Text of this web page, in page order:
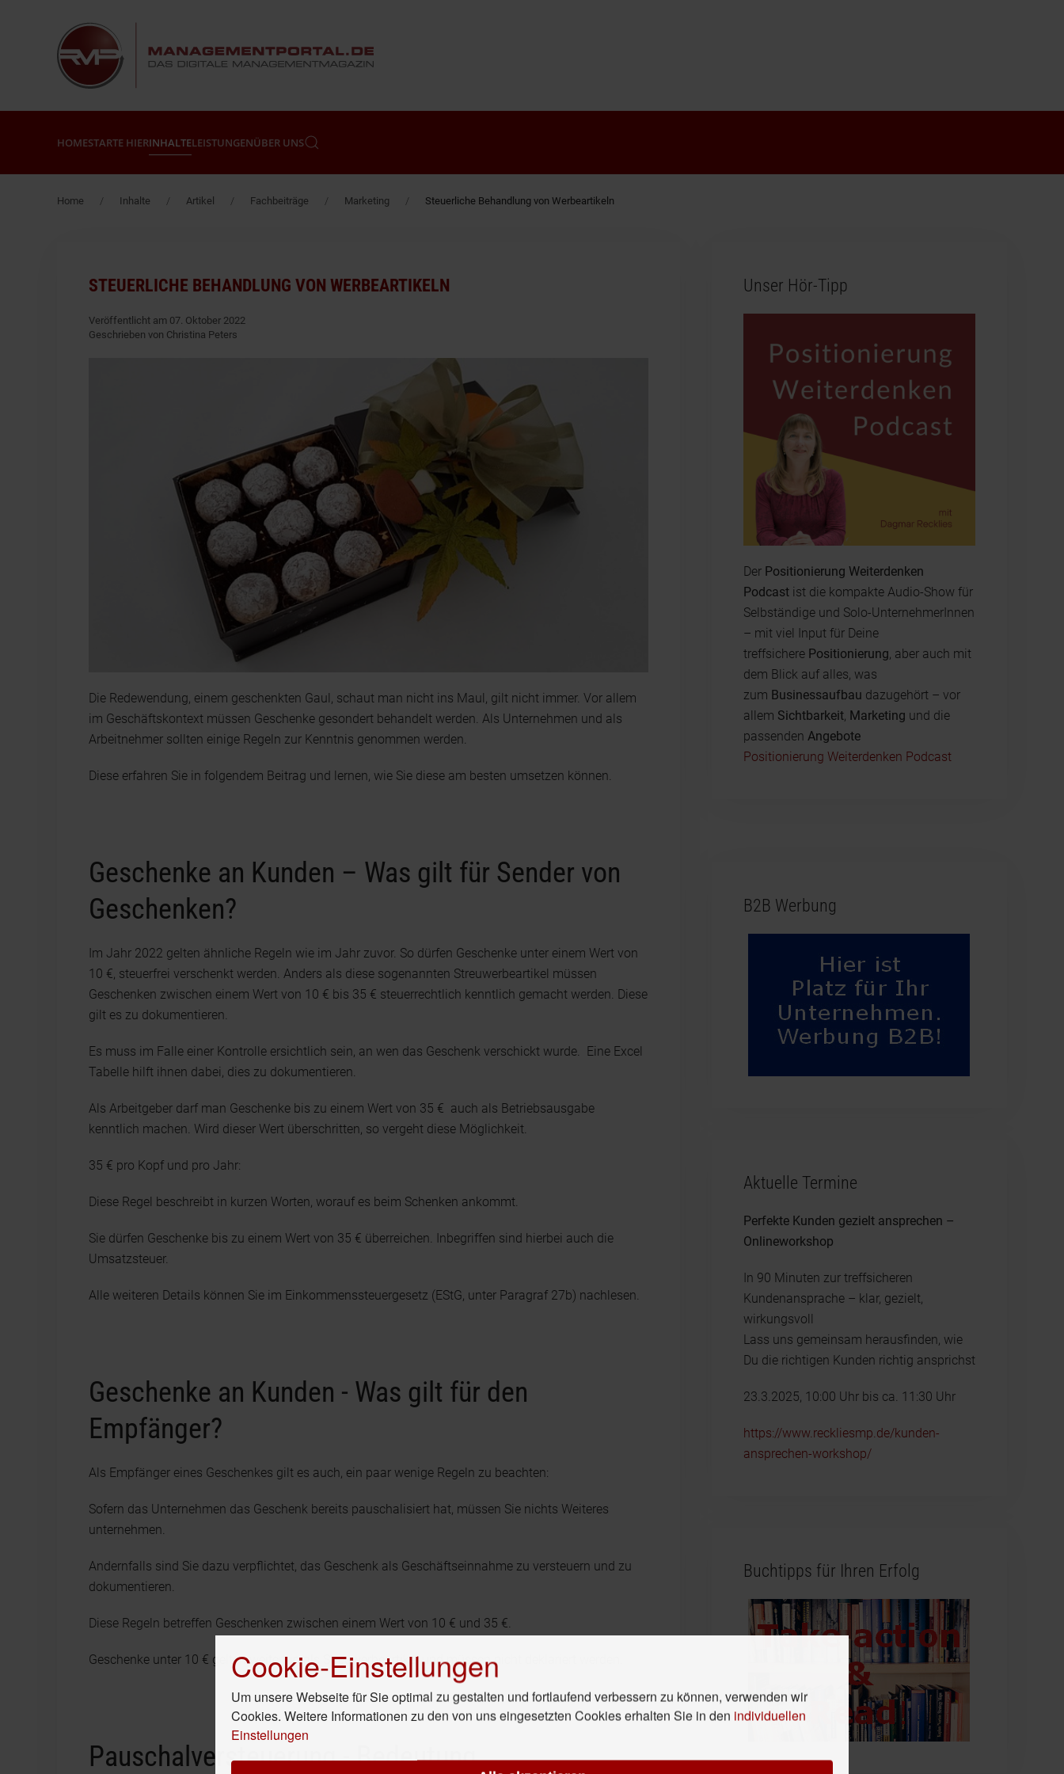
Zum Hauptinhalt springen
HOMESTARTE HIERINHALTELEISTUNGENÜBER UNS
Home Inhalte Artikel Fachbeiträge Marketing Steuerliche Behandlung von Werbeartikeln
STEUERLICHE BEHANDLUNG VON WERBEARTIKELN
Veröffentlicht am 07. Oktober 2022
Geschrieben von Christina Peters
Die Redewendung, einem geschenkten Gaul, schaut man nicht ins Maul, gilt nicht immer. Vor allem
im Geschäftskontext müssen Geschenke gesondert behandelt werden. Als Unternehmen und als
Arbeitnehmer sollten einige Regeln zur Kenntnis genommen werden.
Diese erfahren Sie in folgendem Beitrag und lernen, wie Sie diese am besten umsetzen können.
Geschenke an Kunden – Was gilt für Sender von
Geschenken?
Im Jahr 2022 gelten ähnliche Regeln wie im Jahr zuvor. So dürfen Geschenke unter einem Wert von
10 €, steuerfrei verschenkt werden. Anders als diese sogenannten Streuwerbeartikel müssen
Geschenken zwischen einem Wert von 10 € bis 35 € steuerrechtlich kenntlich gemacht werden. Diese
gilt es zu dokumentieren.
Es muss im Falle einer Kontrolle ersichtlich sein, an wen das Geschenk verschickt wurde. Eine Excel
Tabelle hilft ihnen dabei, dies zu dokumentieren.
Als Arbeitgeber darf man Geschenke bis zu einem Wert von 35 € auch als Betriebsausgabe
kenntlich machen. Wird dieser Wert überschritten, so vergeht diese Möglichkeit.
35 € pro Kopf und pro Jahr:
Diese Regel beschreibt in kurzen Worten, worauf es beim Schenken ankommt.
Sie dürfen Geschenke bis zu einem Wert von 35 € überreichen. Inbegriffen sind hierbei auch die
Umsatzsteuer.
Alle weiteren Details können Sie im Einkommenssteuergesetz (EStG, unter Paragraf 27b) nachlesen.
Geschenke an Kunden - Was gilt für den
Empfänger?
Als Empfänger eines Geschenkes gilt es auch, ein paar wenige Regeln zu beachten:
Sofern das Unternehmen das Geschenk bereits pauschalisiert hat, müssen Sie nichts Weiteres
unternehmen.
Andernfalls sind Sie dazu verpflichtet, das Geschenk als Geschäftseinnahme zu versteuern und zu
dokumentieren.
Diese Regeln betreffen Geschenken zwischen einem Wert von 10 € und 35 €.
Geschenke unter 10 € gelten weiterhin als Streuwerbeartikel und müssen nicht deklariert werden.
Pauschalversteuerung - Bedeutung
Unser Hör-Tipp
Der Positionierung Weiterdenken
Podcastist die kompakte Audio-Show für
Selbständige und Solo-UnternehmerInnen
– mit viel Input für Deine
treffsichere Positionierung, aber auch mit
dem Blick auf alles, was
zum Businessaufbau dazugehört – vor
allem Sichtbarkeit, Marketing und die
passenden Angebote
Positionierung Weiterdenken Podcast
B2B Werbung
Aktuelle Termine
Perfekte Kunden gezielt ansprechen –
Onlineworkshop
In 90 Minuten zur treffsicheren
Kundenansprache – klar, gezielt,
wirkungsvoll
Lass uns gemeinsam herausfinden, wie
Du die richtigen Kunden richtig ansprichst
23.3.2025, 10:00 Uhr bis ca. 11:30 Uhr
https://www.reckliesmp.de/kunden-
ansprechen-workshop/
Buchtipps für Ihren Erfolg
Cookie-Einstellungen
Um unsere Webseite für Sie optimal zu gestalten und fortlaufend verbessern zu können, verwenden wir
Cookies. Weitere Informationen zu den von uns eingesetzten Cookies erhalten Sie in den individuellen
Einstellungen